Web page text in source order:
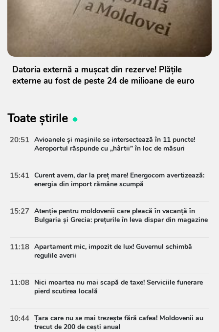
Datoria externă a mușcat din rezerve! Plățile
externe au fost de peste 24 de milioane de euro
Toate știrile
20:51 Avioanele și mașinile se intersectează în 11 puncte!
Aeroportul răspunde cu „hârtii” în loc de măsuri
15:41 Curent avem, dar la preț mare! Energocom avertizează:
energia din import rămâne scumpă
15:27 Atenție pentru moldovenii care pleacă în vacanță în
Bulgaria și Grecia: prețurile în leva dispar din magazine
11:18 Apartament mic, impozit de lux! Guvernul schimbă
regulile averii
11:08 Nici moartea nu mai scapă de taxe! Serviciile funerare
pierd scutirea locală
10:44 Țara care nu se mai trezește fără cafea! Moldovenii au
trecut de 200 de cești anual